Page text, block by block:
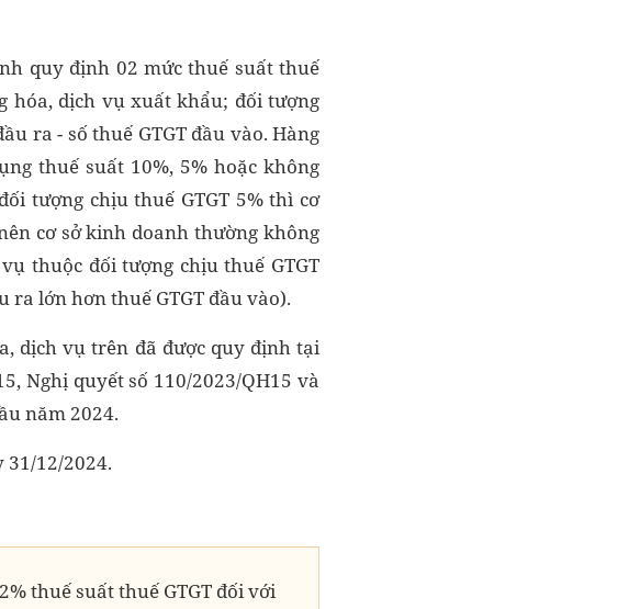
quy định 02 mức thuế suất thuế
hóa, dịch vụ xuất khẩu; đối tượng
ra - số thuế GTGT đầu vào. Hàng
thuế suất 10%, 5% hoặc không
tượng chịu thuế GTGT 5% thì cơ
cơ sở kinh doanh thường không
thuộc đối tượng chịu thuế GTGT
ra lớn hơn thuế GTGT đầu vào).
dịch vụ trên đã được quy định tại
Nghị quyết số 110/2023/QH15 và
năm 2024.
31/12/2024.
thuế suất thuế GTGT đối với